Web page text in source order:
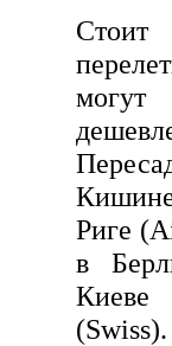
Риге
в
(Swiss).